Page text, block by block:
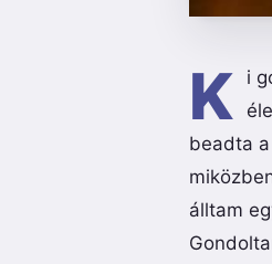
K i
beadta
álltam